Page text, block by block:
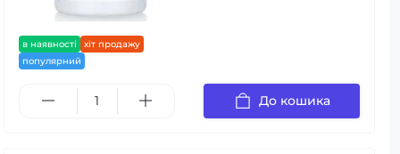
в наявності
хіт продажу
популярний
До кошика